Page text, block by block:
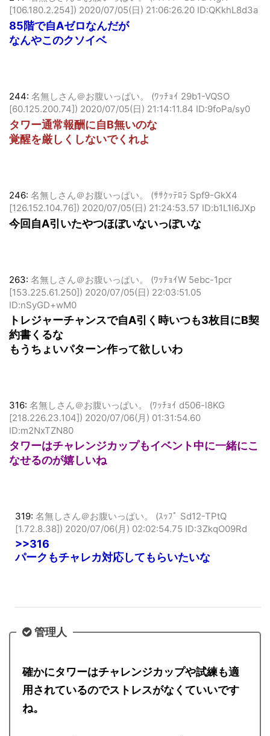
241:名無しさん＠お腹いっぱい。 (ｱｳｱｳｳｰ Sa4d-Xgf1
[106.180.2.254]) 2020/07/05(日) 21:06:26.20 ID:QKkhL8d3a
85階で自Aゼロなんだが
244:名無しさん＠お腹いっぱい。 (ﾜｯﾁｮｲ 29b1-VQSO
[60.125.200.74]) 2020/07/05(日) 21:14:11.84 ID:9foPa/sy0
タワー通常報酬に自B無いのな
246:名無しさん＠お腹いっぱい。 (ｻｻｸｯﾃﾛﾗ Spf9-GkX4
[126.152.104.76]) 2020/07/05(日) 21:24:53.57 ID:b1L1I6JXp
263:名無しさん＠お腹いっぱい。 (ﾜｯﾁｮｲW 5ebc-1pcr
[153.225.61.250])
ID:nSyGD+wM0
トレジャーチャンスで自A引く時いつも3枚目にB契
約書くるな
316:名無しさん＠お腹いっぱい。 (ﾜｯﾁｮｲ d506-l8KG
[218.226.23.104])
ID:m2NxTZN80
タワーはチャレンジカップもイベント中に一緒にこ
319:名無しさん＠お腹いっぱい。 (ｽｯﾌﾟ Sd12-TPtQ
[1.72.8.38])
>>316
確かにタワーはチャレンジカップや試練も適
用されているのでストレスがなくていいです